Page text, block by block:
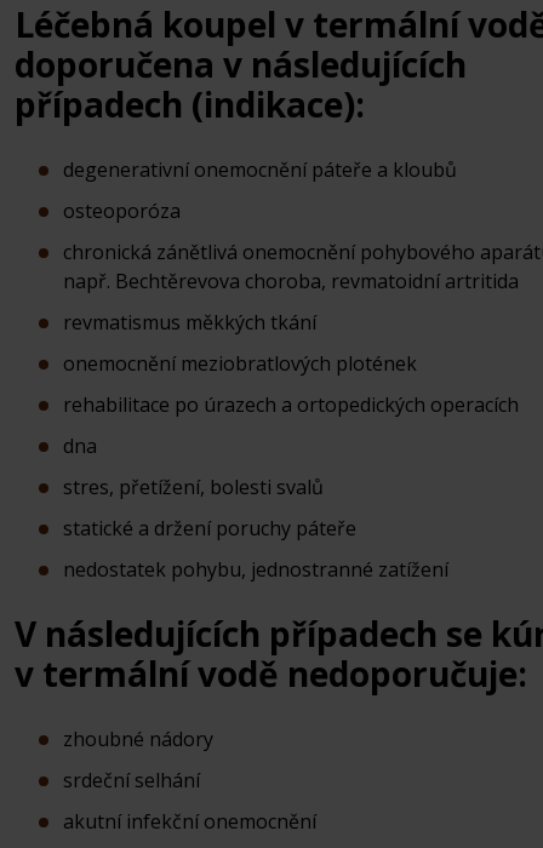
Léčebná koupel v termální
doporučena v následujících
případech (indikace):
degenerativní onemocnění páteře a kloubů
osteoporóza
chronická zánětlivá onemocnění pohybového
např. Bechtěrevova choroba, revmatoidní artritida
revmatismus měkkých tkání
onemocnění meziobratlových plotének
rehabilitace po úrazech a ortopedických operacích
dna
stres, přetížení, bolesti svalů
statické a držení poruchy páteře
nedostatek pohybu, jednostranné zatížení
V následujících případech se
v termální vodě nedoporučuje:
zhoubné nádory
srdeční selhání
akutní infekční onemocnění